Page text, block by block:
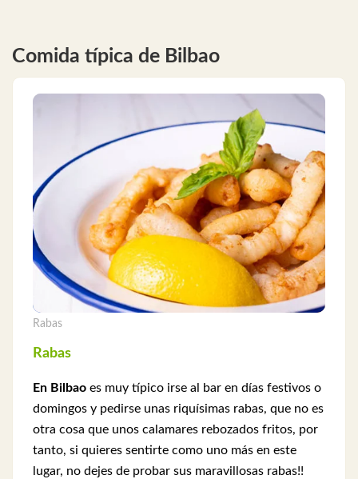
Comida típica de Bilbao
Rabas
Rabas
En Bilbao es muy típico irse al bar en días festivos o
domingos y pedirse unas riquísimas rabas, que no es
otra cosa que unos calamares rebozados fritos, por
tanto, si quieres sentirte como uno más en este
lugar, no dejes de probar sus maravillosas rabas!!